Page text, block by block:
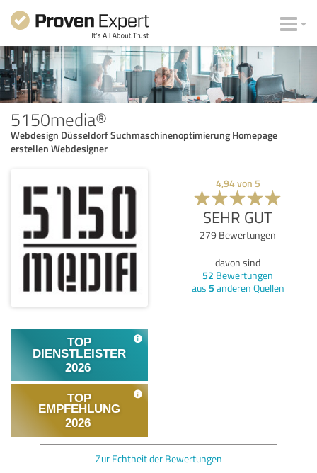
5150media®
Webdesign Düsseldorf Suchmaschinenoptimierung Homepage
erstellen Webdesigner
4,94von 5
SEHR GUT
279 Bewertungen
davon sind
52 Bewertungen
aus 5 anderen Quellen
Zur Echtheit der Bewertungen